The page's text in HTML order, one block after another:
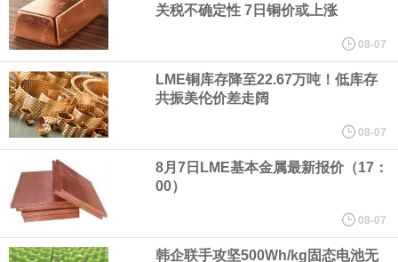
经过多年研发创新和技术积累，公司逐步形成了包括一体化关节集
成技术、高紧凑度机器人身体集成技术、机器人激光雷达全自研核
心技术等多项已商业化应用的核心技术并已应用于公司的高性能通
用人形机器人、四足机器人等产品。
美国总统特朗普6日否认他对国防部长赫格塞思不满，称对赫格塞思
所做的工作“非常满意”。特朗普在社交媒体上发帖称，一些媒体有关
关税不确定性 7日铜价或上涨
08-07
LME铜库存降至22.67万吨！低库存
共振美伦价差走阔
08-07
8月7日LME基本金属最新报价（17：
00）
08-07
韩企联手攻坚500Wh/kg固态电池无